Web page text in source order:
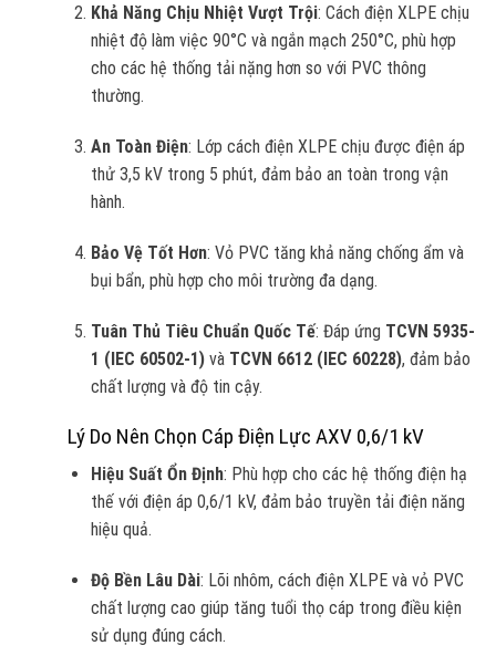
Khả Năng Chịu Nhiệt Vượt Trội: Cách điện XLPE chịu
nhiệt độ làm việc 90°C và ngắn mạch 250°C, phù hợp
cho các hệ thống tải nặng hơn so với PVC thông
thường.
An Toàn Điện: Lớp cách điện XLPE chịu được điện áp
thử 3,5 kV trong 5 phút, đảm bảo an toàn trong vận
hành.
Bảo Vệ Tốt Hơn: Vỏ PVC tăng khả năng chống ẩm và
bụi bẩn, phù hợp cho môi trường đa dạng.
Tuân Thủ Tiêu Chuẩn Quốc Tế: Đáp ứng TCVN 5935-
1 (IEC 60502-1)và TCVN 6612 (IEC 60228), đảm bảo
chất lượng và độ tin cậy.
Lý Do Nên Chọn Cáp Điện Lực AXV 0,6/1 kV
Hiệu Suất Ổn Định: Phù hợp cho các hệ thống điện hạ
thế với điện áp 0,6/1 kV, đảm bảo truyền tải điện năng
hiệu quả.
Độ Bền Lâu Dài: Lõi nhôm, cách điện XLPE và vỏ PVC
chất lượng cao giúp tăng tuổi thọ cáp trong điều kiện
sử dụng đúng cách.